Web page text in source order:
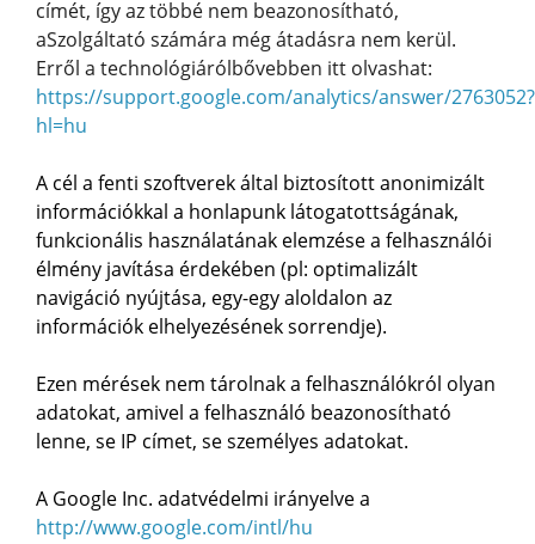
címét, így az többé nem beazonosítható,
aSzolgáltató számára még átadásra nem kerül.
Erről a technológiárólbővebben itt olvashat:
https://support.google.com/analytics/answer/2763052?
hl=hu
A cél a fenti szoftverek által biztosított anonimizált
információkkal a honlapunk látogatottságának,
funkcionális használatának elemzése a felhasználói
élmény javítása érdekében (pl: optimalizált
navigáció nyújtása, egy-egy aloldalon az
információk elhelyezésének sorrendje).
Ezen mérések nem tárolnak a felhasználókról olyan
adatokat, amivel a felhasználó beazonosítható
lenne, se IP címet, se személyes adatokat.
A Google Inc. adatvédelmi irányelve a
http://www.google.com/intl/hu